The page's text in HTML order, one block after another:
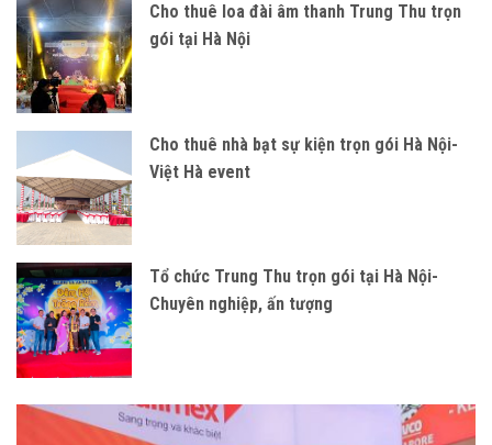
Cho thuê loa đài âm thanh Trung Thu trọn
gói tại Hà Nội
Cho thuê nhà bạt sự kiện trọn gói Hà Nội-
Việt Hà event
Tổ chức Trung Thu trọn gói tại Hà Nội-
Chuyên nghiệp, ấn tượng